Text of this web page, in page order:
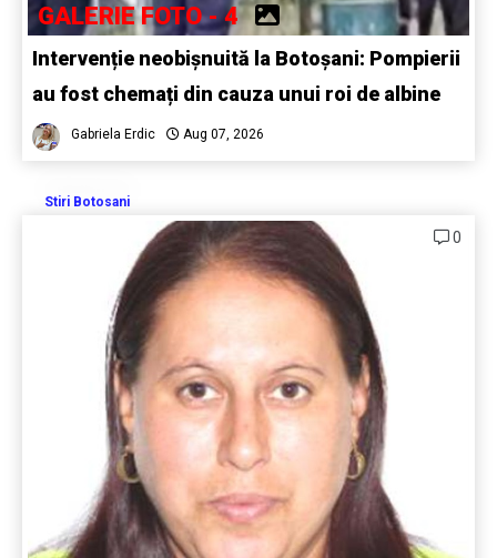
GALERIE FOTO - 4
Intervenție neobișnuită la Botoșani: Pompierii
au fost chemați din cauza unui roi de albine
Gabriela Erdic Aug 07, 2026
Stiri Botosani
0